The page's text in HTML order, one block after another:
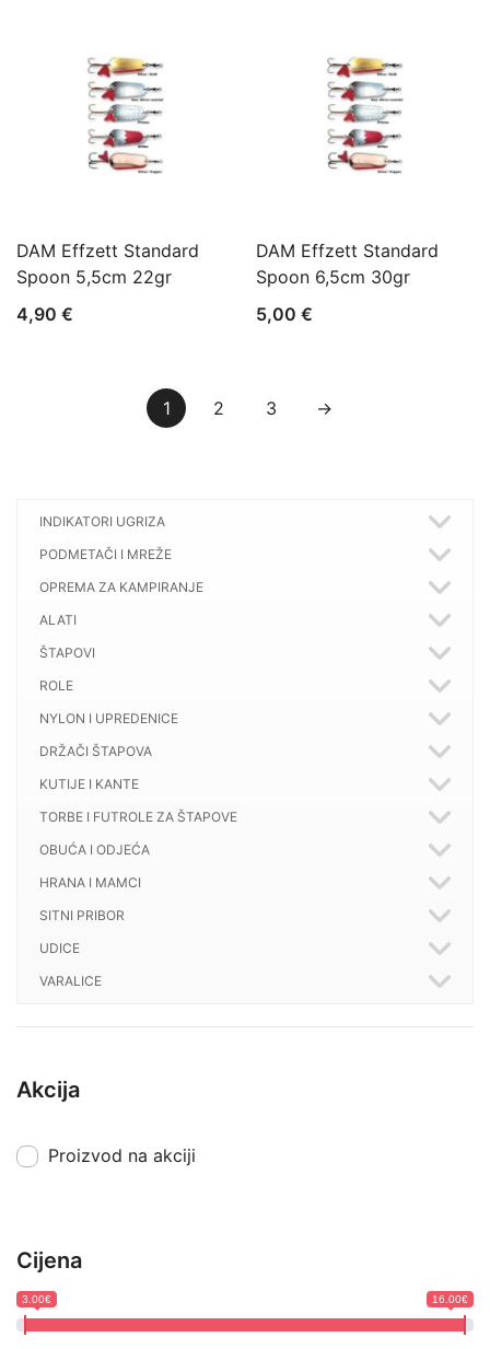
DAM Effzett Standard
Spoon 5,5cm 22gr
4,90 €
DAM Effzett Standard
Spoon 6,5cm 30gr
5,00 €
1 2 3 →
INDIKATORI UGRIZA
PODMETAČI I MREŽE
OPREMA ZA KAMPIRANJE
ALATI
ŠTAPOVI
ROLE
NYLON I UPREDENICE
DRŽAČI ŠTAPOVA
KUTIJE I KANTE
TORBE I FUTROLE ZA ŠTAPOVE
OBUĆA I ODJEĆA
HRANA I MAMCI
SITNI PRIBOR
UDICE
VARALICE
Akcija
Proizvod na akciji
Cijena
3.00€ 16.00€